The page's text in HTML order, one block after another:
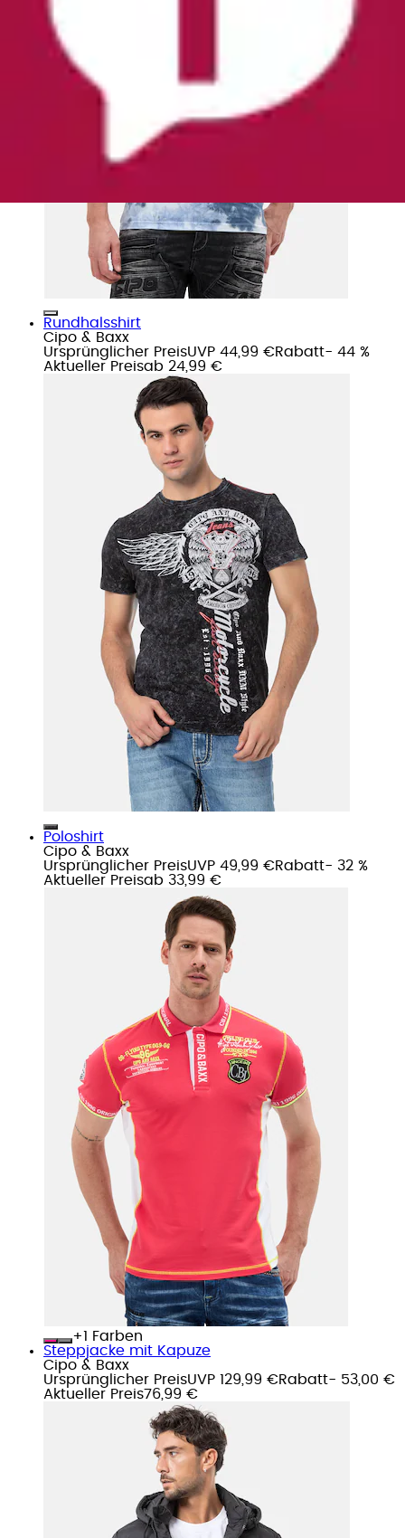
Rundhalsshirt
Cipo & Baxx
Ursprünglicher PreisUVP 44,99 €Rabatt- 44 %
Aktueller Preisab 24,99 €
Poloshirt
Cipo & Baxx
Ursprünglicher PreisUVP 49,99 €Rabatt- 32 %
Aktueller Preisab 33,99 €
+
Farben
Steppjacke mit Kapuze
Cipo & Baxx
Ursprünglicher PreisUVP 129,99 €Rabatt- 53,00 €
Aktueller Preis76,99 €